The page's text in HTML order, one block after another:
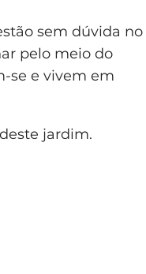
sem dúvida no
pelo meio do
se e vivem em
jardim.